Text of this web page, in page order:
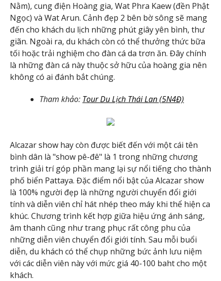
Nằm), cung điện Hoàng gia, Wat Phra Kaew (đền Phật
Ngọc) và Wat Arun. Cảnh đẹp 2 bên bờ sông sẽ mang
đến cho khách du lịch những phút giây yên bình, thư
giãn. Ngoài ra, du khách còn có thể thưởng thức bữa
tối hoặc trải nghiệm cho đàn cá da trơn ăn. Đây chính
là những đàn cá này thuộc sở hữu của hoàng gia nên
không có ai đánh bắt chúng.
Tham khảo: Tour Du Lịch Thái Lan (5N4Đ)
Alcazar show hay còn được biết đến với một cái tên
bình dân là "show pê-đê" là 1 trong những chương
trình giải trí góp phần mang lại sự nổi tiếng cho thành
phố biển Pattaya. Đặc điểm nổi bật của Alcazar show
là 100% người đẹp là những người chuyển đổi giới
tính và diễn viên chỉ hát nhép theo máy khi thể hiện ca
khúc. Chương trình kết hợp giữa hiệu ứng ánh sáng,
âm thanh cũng như trang phục rất công phu của
những diễn viên chuyển đổi giới tính. Sau mỗi buổi
diễn, du khách có thể chụp những bức ảnh lưu niệm
với các diễn viên này với mức giá 40-100 baht cho một
khách.